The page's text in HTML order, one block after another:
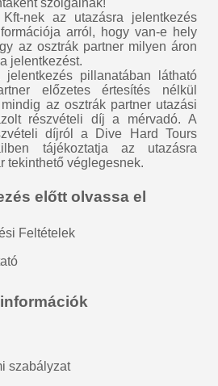
nek az utazásra jelentkezés
arról, hogy van-e hely
az osztrák partner milyen áron
jelentkezést.
pillanatában látható
előzetes értesítés nélkül
az osztrák partner utazási
részvételi díj a mérvadó. A
díjról a Dive Hard Tours
tájékoztatja az utazásra
tekinthető véglegesnek.
előtt olvassa el
Feltételek
szabályzat